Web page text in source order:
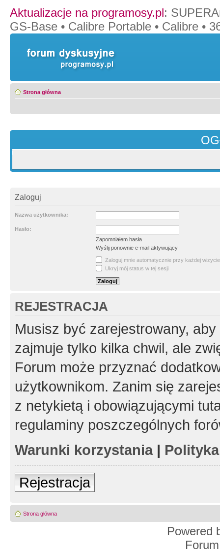
Aktualizacje na programosy.pl:
GS-Base • Calibre Portable • Calibre •
Strona główna
Zaloguj
Nazwa użytkownika:
Hasło:
Zapomniałem hasła
Wyślij ponownie e-mail aktywujący
Zaloguj mnie automatycznie przy każdej wizycie
Ukryj mój status w tej sesji
REJESTRACJA
Musisz być zarejestrowany,
zajmuje tylko kilka chwil, ale
Forum może przyznać
użytkownikom. Zanim się
z netykietą i obowiązującymi
regulaminy poszczególnych
Warunki korzystania|
Rejestracja
Strona główna
Powered